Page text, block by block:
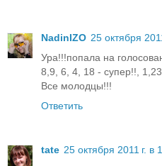
NadinIZO 25 октября
Ура!!!попала на
8,9, 6, 4, 18 - супер!!,
Все молодцы!!!
Ответить
tate 25 октября 2011 г. в